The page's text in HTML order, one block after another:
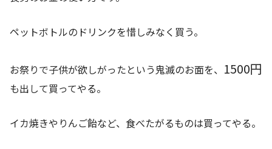
ペットボトルのドリンクを惜しみなく買う。
お祭りで子供が欲しがったという鬼滅のお面を、 1500円
も出して買ってやる。
イカ焼きやりんご飴など、食べたがるものは買ってやる。